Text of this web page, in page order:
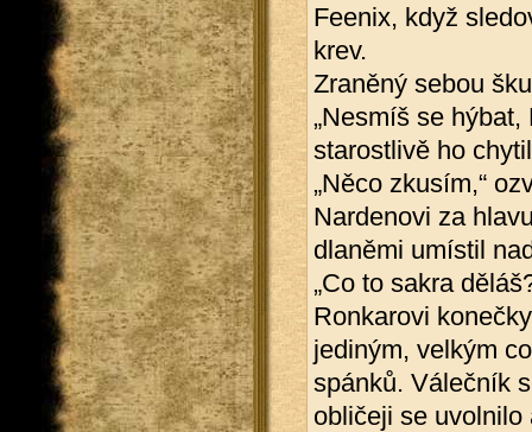
Feenix, když
krev.
Zraněný sebou
„Nesmíš se
starostlivě ho
„Něco zkusím,“
Nardenovi za
dlaněmi umístil
„Co to sakra
Ronkarovi
jediným, velkým
spánků. Válečník
obličeji se